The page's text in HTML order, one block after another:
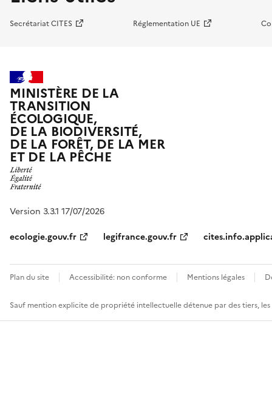
Secrétariat CITES Réglementation UE
MINISTÈRE DE LA
TRANSITION
ÉCOLOGIQUE,
DE LA BIODIVERSITÉ,
DE LA FORÊT, DE LA MER
ET DE LA PÊCHE
Version 3.3.1 17/07/2026
ecologie.gouv.fr
legifrance.gouv.fr
Plan du site Accessibilité: non conforme Mentions légales
Sauf mention explicite de propriété intellectuelle détenue par des tiers,